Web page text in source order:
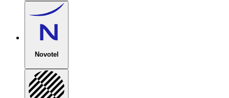
Novotel